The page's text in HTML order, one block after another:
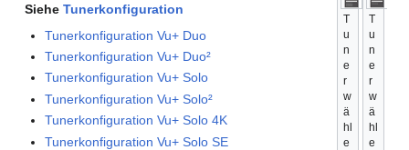
Siehe Tunerkonfiguration
Tunerkonfiguration Vu+ Duo
Tunerkonfiguration Vu+ Duo²
Tunerkonfiguration Vu+ Solo
Tunerkonfiguration Vu+ Solo²
Tunerkonfiguration Vu+ Solo 4K
Tunerkonfiguration Vu+ Solo SE
T
u
n
e
r
w
ä
hl
e
T
u
n
e
r
w
ä
hl
e